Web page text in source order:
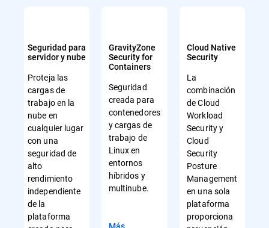
Seguridad para
servidor y nube
Proteja las
cargas de
trabajo en la
nube en
cualquier lugar
con una
seguridad de
alto
rendimiento
independiente
de la
plataforma
GravityZone
Security for
Containers
Seguridad
creada para
contenedores
y cargas de
trabajo de
Linux en
entornos
híbridos y
multinube.
Cloud Native
Security
La
combinación
de Cloud
Workload
Security y
Cloud
Security
Posture
Management
en una sola
plataforma
proporciona